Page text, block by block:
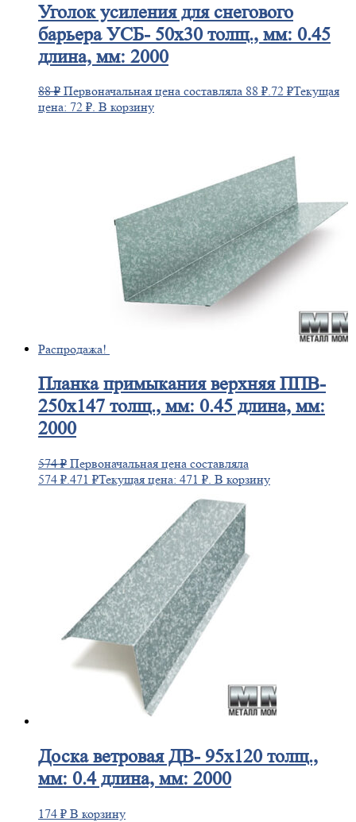
Уголокусиления для снегового
барьера УСБ- 50х30 толщ., мм: 0.45
длина, мм: 2000
88₽ Первоначальная цена составляла 88 ₽.72 ₽Текущая
цена: 72 ₽. В корзину
Распродажа!
Планкапримыкания верхняя ППВ-
250х147 толщ., мм: 0.45 длина, мм:
2000
574₽ Первоначальная цена составляла
574 ₽.471 ₽Текущая цена: 471 ₽. В корзину
Доскаветровая ДВ- 95х120 толщ.,
мм: 0.4 длина, мм: 2000
174 ₽ В корзину